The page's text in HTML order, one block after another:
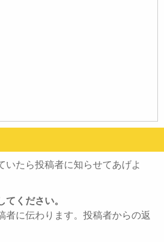
いたら投稿者に知らせてあげよ
てください。
に伝わります。投稿者からの返